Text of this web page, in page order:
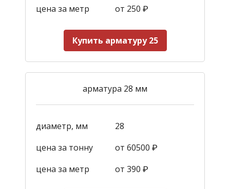
цена за метр
от 250 ₽
Купить арматуру 25
арматура 28 мм
диаметр, мм
28
цена за тонну
от 60500 ₽
цена за метр
от 390 ₽